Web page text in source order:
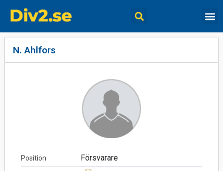
N. Ahlfors
Position Försvarare